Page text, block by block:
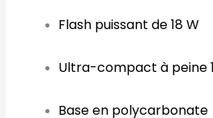
Flash puissant de 18 W
Ultra-compact à peine
Base en polycarbonate